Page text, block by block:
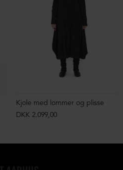
Kjole med lommer og plisse
DKK 2.099,00